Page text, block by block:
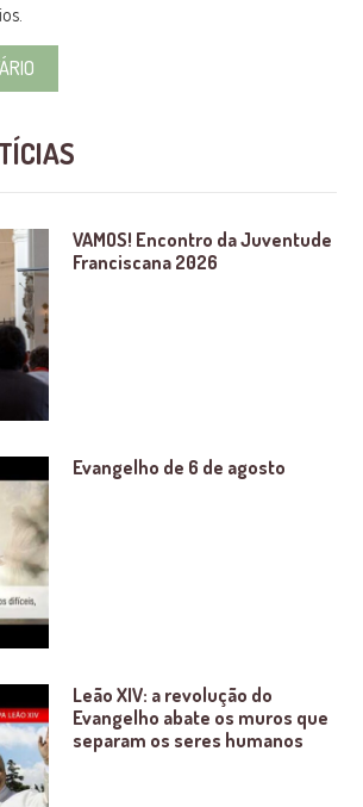
VAMOS! Encontro da Juventude
Franciscana 2026
Evangelho de 6 de agosto
Leão XIV: a revolução do
Evangelho abate os muros que
separam os seres humanos